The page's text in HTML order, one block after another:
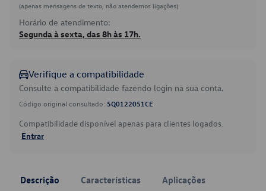
(apenas mensagens de texto, não atendemos ligações)
Horário de atendimento:
Segunda à sexta, das 8h às 17h.
Verifique a compatibilidade
Consulte a compatibilidade fazendo login na sua conta.
Código original consultado: 5Q0122051CE
Compatibilidade disponível apenas para clientes logados.
Entrar
Descrição Características Aplicações